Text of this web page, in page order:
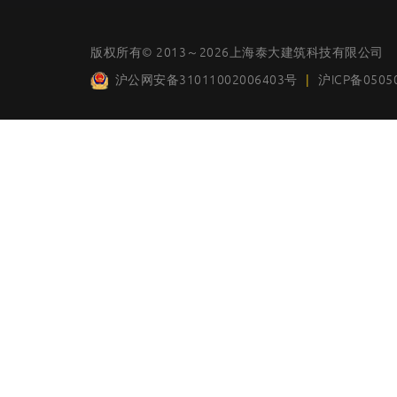
版权所有© 2013～2026上海泰大建筑科技有限公司
沪公网安备31011002006403号 | 沪ICP备